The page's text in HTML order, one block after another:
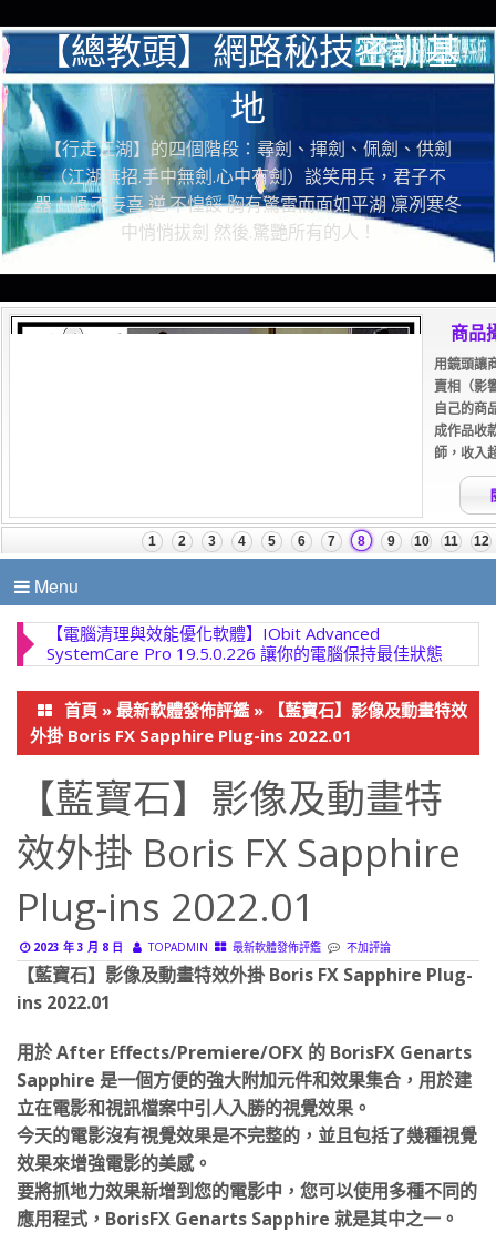
【總教頭】網路秘技密訓基
地
【行走江湖】的四個階段：尋劍、揮劍、佩劍、供劍
（江湖無招.手中無劍.心中有劍）談笑用兵，君子不
器！順.不妄喜 逆.不惶餒 胸有驚雷而面如平湖 凜冽寒冬
中悄悄拔劍 然後.驚艷所有的人！
Menu
【電腦清理與效能優化軟體】IObit Advanced
SystemCare Pro 19.5.0.226 讓你的電腦保持最佳狀態
首頁 » 最新軟體發佈評鑑 »
【藍寶石】影像及動畫特效
外掛 Boris FX Sapphire Plug-ins 2022.01
【藍寶石】影像及動畫特
效外掛 Boris FX Sapphire
Plug-ins 2022.01
2023 年 3 月 8 日 TOPADMIN 最新軟體發佈評鑑 不加評論
【藍寶石】影像及動畫特效外掛 Boris FX Sapphire Plug-
ins 2022.01
用於 After Effects/Premiere/OFX 的 BorisFX Genarts
Sapphire 是一個方便的強大附加元件和效果集合，用於建
立在電影和視訊檔案中引人入勝的視覺效果。
今天的電影沒有視覺效果是不完整的，並且包括了幾種視覺
效果來增強電影的美感。
要將抓地力效果新增到您的電影中，您可以使用多種不同的
應用程式，BorisFX Genarts Sapphire 就是其中之一。